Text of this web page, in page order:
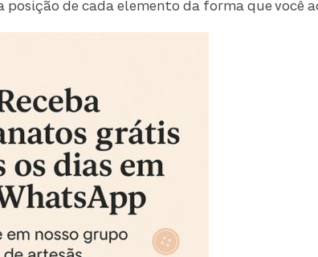
posição de cada elemento da forma que você